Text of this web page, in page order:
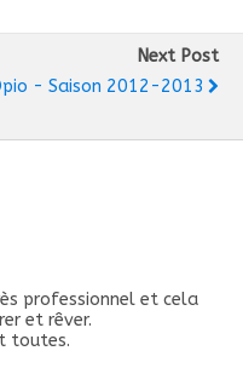
Next Post
- Saison 2012-2013
professionnel et cela
et rêver.
toutes.